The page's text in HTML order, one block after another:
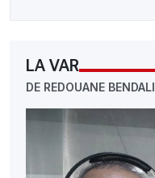
LA VAR
DE REDOUANE BENDALI